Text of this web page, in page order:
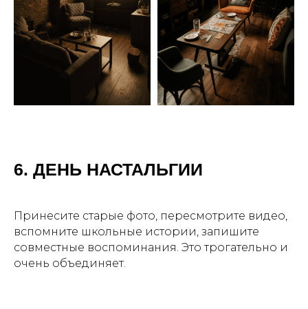
6. ДЕНЬ НАСТАЛЬГИИ
Принесите старые фото, пересмотрите видео,
вспомните школьные истории, запишите
совместные воспоминания. Это трогательно и
очень объединяет.